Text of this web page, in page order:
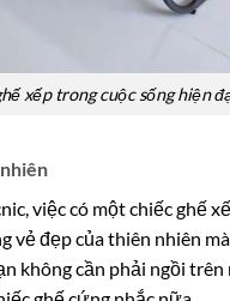
xếp trong cuộc sống hiện
việc có một chiếc ghế
vẻ đẹp của thiên nhiên
không cần phải ngồi